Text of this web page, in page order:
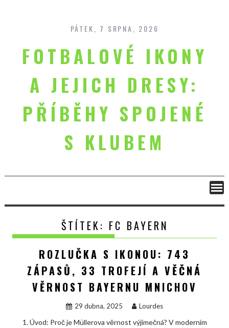
content
PÁTEK, 7 SRPNA, 2026
FOTBALOVÉ IKONY
A JEJICH DRESY:
PŘÍBĚHY SPOJENÉ
S KLUBEM
ŠTÍTEK: FC BAYERN
ROZLUČKA S IKONOU: 743
ZÁPASŮ, 33 TROFEJÍ A VĚČNÁ
VĚRNOST BAYERNU MNICHOV
29 dubna, 2025 Lourdes
1. Úvod: Proč je Müllerova věrnost výjimečná? V moderním